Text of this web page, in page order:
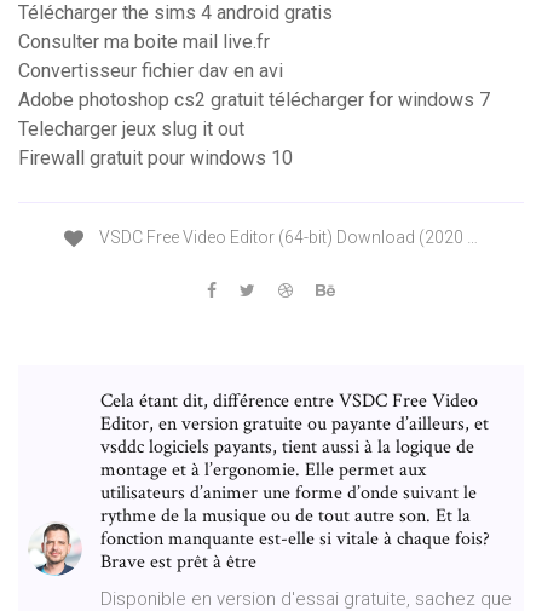
Télécharger the sims 4 android gratis
Consulter ma boite mail live.fr
Convertisseur fichier dav en avi
Adobe photoshop cs2 gratuit télécharger for windows 7
Telecharger jeux slug it out
Firewall gratuit pour windows 10
VSDC Free Video Editor (64-bit) Download (2020 …
Cela étant dit, différence entre VSDC Free Video
Editor, en version gratuite ou payante d’ailleurs, et
vsddc logiciels payants, tient aussi à la logique de
montage et à l’ergonomie. Elle permet aux
utilisateurs d’animer une forme d’onde suivant le
rythme de la musique ou de tout autre son. Et la
fonction manquante est-elle si vitale à chaque fois?
Brave est prêt à être
Disponible en version d'essai gratuite, sachez que